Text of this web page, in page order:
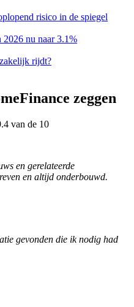
risico in de spiegel
2026 nu naar 3.1%
rijdt?
zeggen
van de 10
en gerelateerde
en altijd onderbouwd.
gevonden die ik nodig had